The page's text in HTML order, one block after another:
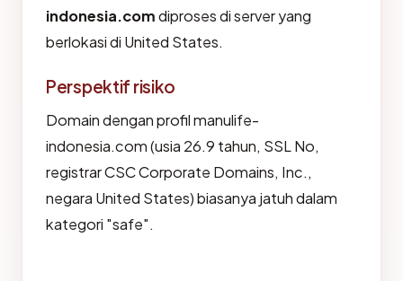
indonesia.comdiproses di server yang
berlokasi di United States.
Perspektif risiko
Domain dengan profil manulife-
indonesia.com (usia 26.9 tahun, SSL No,
registrar CSC Corporate Domains, Inc.,
negara United States) biasanya jatuh dalam
kategori "safe".